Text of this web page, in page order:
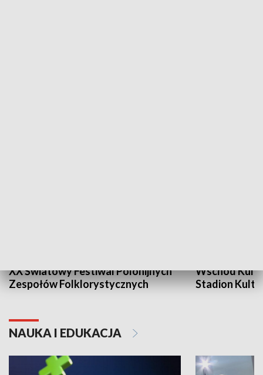
XX Światowy Festiwal Polonijnych
Zespołów Folklorystycznych
Wschód
Stadion
NAUKA I EDUKACJA